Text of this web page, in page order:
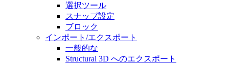
選択ツール
スナップ設定
ブロック
インポート/エクスポート
一般的な
Structural 3D へのエクスポート